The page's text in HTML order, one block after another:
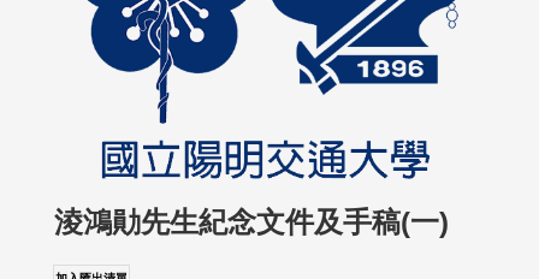
淩鴻勛先生紀念文件及手稿(一)